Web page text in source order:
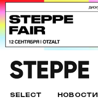
SELECT НОВОСТИ